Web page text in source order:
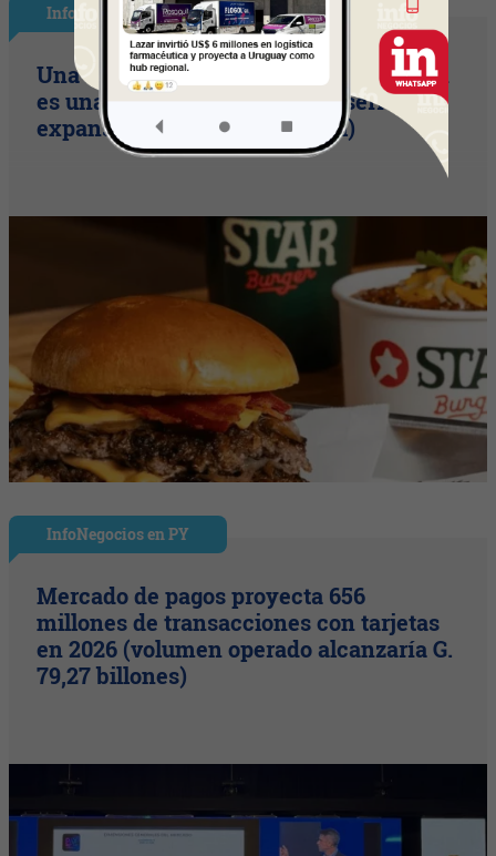
InfoNegocios Miami
Una compañía de seguros, que también
es una cadena de hamburguesería (la
expansión temática en Miami)
InfoNegocios en PY
Mercado de pagos proyecta 656
millones de transacciones con tarjetas
en 2026 (volumen operado alcanzaría G.
79,27 billones)